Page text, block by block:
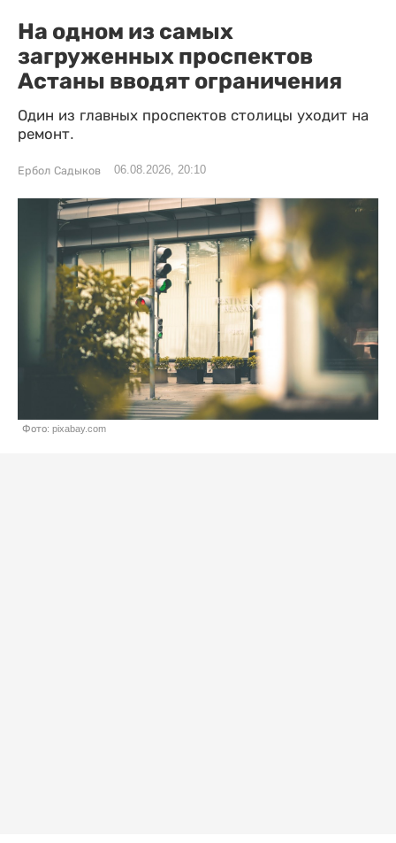
На одном из самых
загруженных проспектов
Астаны вводят ограничения
Один из главных проспектов столицы уходит на
ремонт.
Ербол Садыков 06.08.2026, 20:10
Фото: pixabay.com